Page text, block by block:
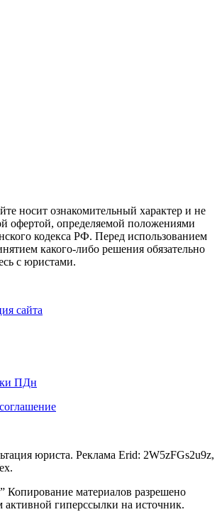
носит ознакомительный характер и не
офертой, определяемой положениями
кодекса РФ. Перед использованием
какого-либо решения обязательно
с юристами.
сайта
ПДн
юриста. Реклама Erid: 2W5zFGs2u9z,
Копирование материалов разрешено
активной гиперссылки на источник.